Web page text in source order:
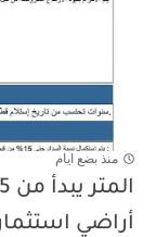
منذ بضع ايام
أراضي